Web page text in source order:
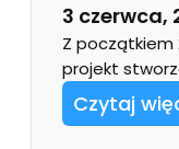
3 czerwca,
Z początkiem
projekt
Czytaj